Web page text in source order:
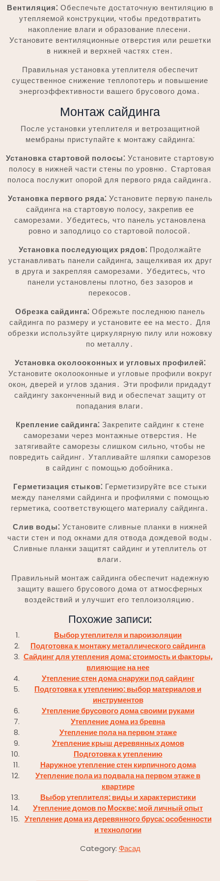
Вентиляция⁚ Обеспечьте достаточную вентиляцию в
утепляемой конструкции, чтобы предотвратить
накопление влаги и образование плесени․
Установите вентиляционные отверстия или решетки
в нижней и верхней частях стен․
Правильная установка утеплителя обеспечит
существенное снижение теплопотерь и повышение
энергоэффективности вашего брусового дома․
Монтаж сайдинга
После установки утеплителя и ветрозащитной
мембраны приступайте к монтажу сайдинга⁚
Установка стартовой полосы⁚ Установите стартовую
полосу в нижней части стены по уровню․ Стартовая
полоса послужит опорой для первого ряда сайдинга․
Установка первого ряда⁚ Установите первую панель
сайдинга на стартовую полосу, закрепив ее
саморезами․ Убедитесь, что панель установлена
ровно и заподлицо со стартовой полосой․
Установка последующих рядов⁚ Продолжайте
устанавливать панели сайдинга, защелкивая их друг
в друга и закрепляя саморезами․ Убедитесь, что
панели установлены плотно, без зазоров и
перекосов․
Обрезка сайдинга⁚ Обрежьте последнюю панель
сайдинга по размеру и установите ее на место․ Для
обрезки используйте циркулярную пилу или ножовку
по металлу․
Установка околооконных и угловых профилей⁚
Установите околооконные и угловые профили вокруг
окон, дверей и углов здания․ Эти профили придадут
сайдингу законченный вид и обеспечат защиту от
попадания влаги․
Крепление сайдинга⁚ Закрепите сайдинг к стене
саморезами через монтажные отверстия․ Не
затягивайте саморезы слишком сильно, чтобы не
повредить сайдинг․ Утапливайте шляпки саморезов
в сайдинг с помощью добойника․
Герметизация стыков⁚ Герметизируйте все стыки
между панелями сайдинга и профилями с помощью
герметика, соответствующего материалу сайдинга․
Слив воды⁚ Установите сливные планки в нижней
части стен и под окнами для отвода дождевой воды․
Сливные планки защитят сайдинг и утеплитель от
влаги․
Правильный монтаж сайдинга обеспечит надежную
защиту вашего брусового дома от атмосферных
воздействий и улучшит его теплоизоляцию․
Похожие записи:
Выбор утеплителя и пароизоляции
Подготовка к монтажу металлического сайдинга
Сайдинг для утепления дома: стоимость и факторы,
влияющие на нее
Утепление стен дома снаружи под сайдинг
Подготовка к утеплению: выбор материалов и
инструментов
Утепление брусового дома своими руками
Утепление дома из бревна
Утепление пола на первом этаже
Утепление крыш деревянных домов
Подготовка к утеплению
Наружное утепление стен кирпичного дома
Утепление пола из подвала на первом этаже в
квартире
Выбор утеплителя: виды и характеристики
Утепление домов по Москве: мой личный опыт
Утепление дома из деревянного бруса: особенности
и технологии
Category: Фасад